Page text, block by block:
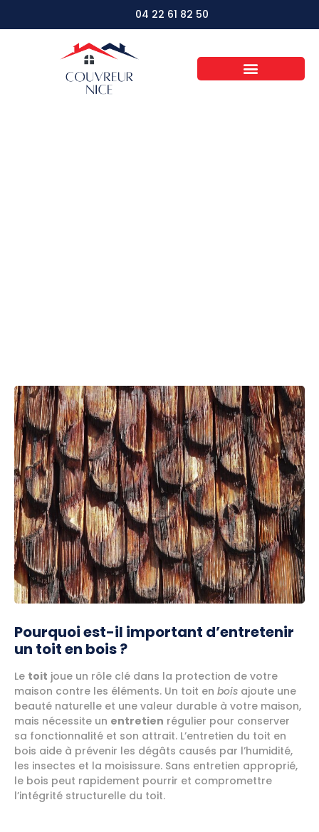
04 22 61 82 50
Pourquoi est-il important d’entretenir
un toit en bois ?
Le toit joue un rôle clé dans la protection de votre
maison contre les éléments. Un toit en bois ajoute une
beauté naturelle et une valeur durable à votre maison,
mais nécessite un entretien régulier pour conserver
sa fonctionnalité et son attrait. L’entretien du toit en
bois aide à prévenir les dégâts causés par l’humidité,
les insectes et la moisissure. Sans entretien approprié,
le bois peut rapidement pourrir et compromettre
l’intégrité structurelle du toit.